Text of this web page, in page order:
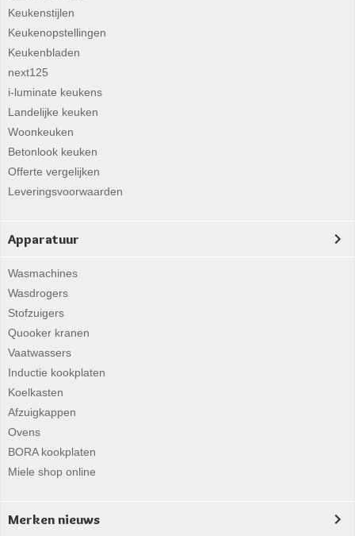
Keukenstijlen
Keukenopstellingen
Keukenbladen
next125
i-luminate keukens
Landelijke keuken
Woonkeuken
Betonlook keuken
Offerte vergelijken
Leveringsvoorwaarden
Apparatuur
Wasmachines
Wasdrogers
Stofzuigers
Quooker kranen
Vaatwassers
Inductie kookplaten
Koelkasten
Afzuigkappen
Ovens
BORA kookplaten
Miele shop online
Merken nieuws